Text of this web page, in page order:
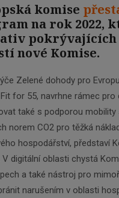
komise
na rok 2022,
pokrývajících
nové Komise.
Zelené dohody pro
for 55, navrhne rámec
také s podporou
norem CO2 pro těžká
hospodářství, představí
V digitální oblasti chystá
a také nástroj pro
narušením v oblasti